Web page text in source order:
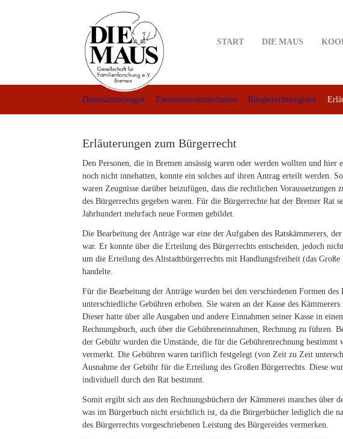
START DIE MAUS
Datensammlungen Einwohnerverzeichnisse Bürgerrechtsregister
Erläuterungen zum Bürgerrecht
Den Personen, die in Bremen ansässig waren oder werden wollten und hier
noch nicht innehatten, konnte ein solches auf ihren Antrag erteilt werden.
waren Zeugnisse darüber beizufügen, dass die rechtlichen Voraussetzungen
des Bürgerrechts gegeben waren. Für die Bürgerrechte hat der Bremer Rat
Jahrhundert mehrfach neue Formen gebildet.
Die Bearbeitung der Anträge war eine der Aufgaben des Ratskämmerers,
war. Er konnte über die Erteilung des Bürgerrechts entscheiden, jedoch
um die Erteilung des Altstadtbürgerrechts mit Handlungsfreiheit (das Große
handelte.
Für die Bearbeitung der Anträge wurden bei den verschiedenen Formen des
unterschiedliche Gebühren erhoben. Sie waren an der Kasse des Kämmerers
Dieser hatte über alle Ausgaben und andere Einnahmen seiner Kasse in
Rechnungsbuch, auch über die Gebühreneinnahmen, Rechnung zu führen.
der Gebühr wurden die Umstände, die für die Gebührenrechnung bestimmt
vermerkt. Die Gebühren waren tariflich festgelegt (von Zeit zu Zeit
Ausnahme der Gebühr für die Erteilung des Großen Bürgerrechts. Diese
individuell durch den Rat bestimmt.
Somit ergibt sich aus den Rechnungsbüchern der Kämmerei manches über
was im Bürgerbuch nicht ersichtlich ist, da die Bürgerbücher lediglich die
des Bürgerrechts vorgeschriebenen Leistung des Bürgereides vermerken.